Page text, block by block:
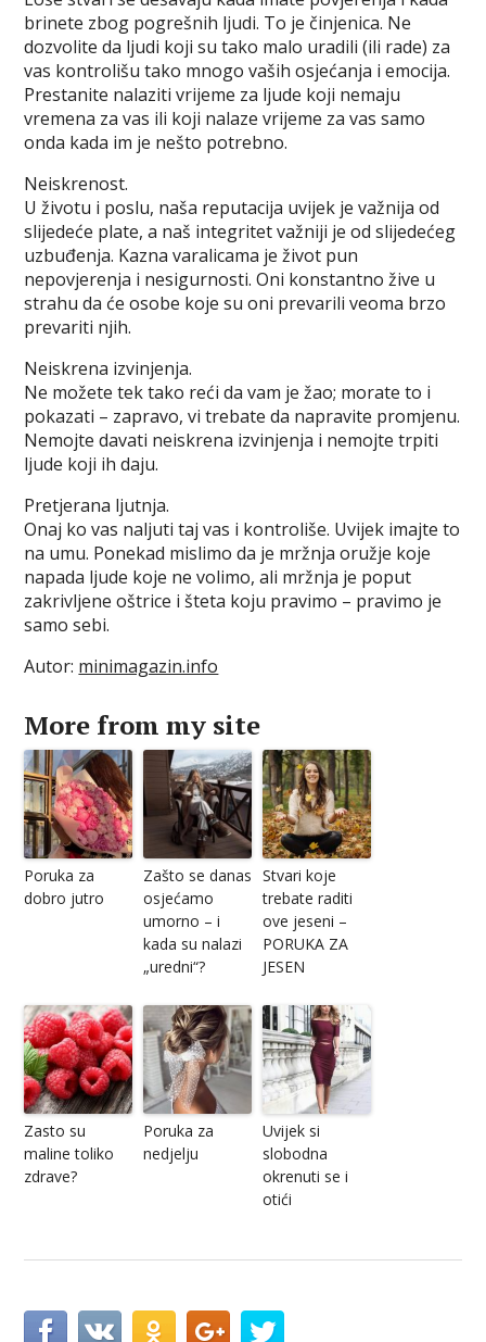
brinete zbog pogrešnih ljudi. To je činjenica. Ne
dozvolite da ljudi koji su tako malo uradili (ili rade) za
vas kontrolišu tako mnogo vaših osjećanja i emocija.
Prestanite nalaziti vrijeme za ljude koji nemaju
vremena za vas ili koji nalaze vrijeme za vas samo
onda kada im je nešto potrebno.
Neiskrenost.
U životu i poslu, naša reputacija uvijek je važnija od
slijedeće plate, a naš integritet važniji je od slijedećeg
uzbuđenja. Kazna varalicama je život pun
nepovjerenja i nesigurnosti. Oni konstantno žive u
strahu da će osobe koje su oni prevarili veoma brzo
prevariti njih.
Neiskrena izvinjenja.
Ne možete tek tako reći da vam je žao; morate to i
pokazati – zapravo, vi trebate da napravite promjenu.
Nemojte davati neiskrena izvinjenja i nemojte trpiti
ljude koji ih daju.
Pretjerana ljutnja.
Onaj ko vas naljuti taj vas i kontroliše. Uvijek imajte to
na umu. Ponekad mislimo da je mržnja oružje koje
napada ljude koje ne volimo, ali mržnja je poput
zakrivljene oštrice i šteta koju pravimo – pravimo je
samo sebi.
Autor: minimagazin.info
More from my site
Poruka za
dobro jutro
Zašto se danas
osjećamo
umorno – i
kada su nalazi
„uredni“?
Stvari koje
trebate raditi
ove jeseni –
PORUKA ZA
JESEN
Zasto su
maline toliko
zdrave?
Poruka za
nedjelju
Uvijek si
slobodna
okrenuti se i
otići